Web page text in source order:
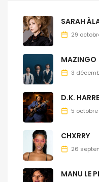
SARAH
29
MAZINGO
3
D.K.
5
CHXRRY
26
MANU LE